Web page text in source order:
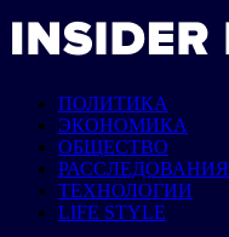
ПОЛИТИКА
ЭКОНОМИКА
ОБЩЕСТВО
РАССЛЕДОВАНИЯ
ТЕХНОЛОГИИ
LIFE STYLE